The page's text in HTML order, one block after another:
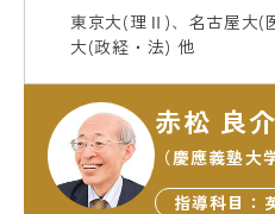
東京大(理Ⅱ)、名古屋大(
大(政経・法) 他
赤松 良介
（慶應義塾大
指導科目：